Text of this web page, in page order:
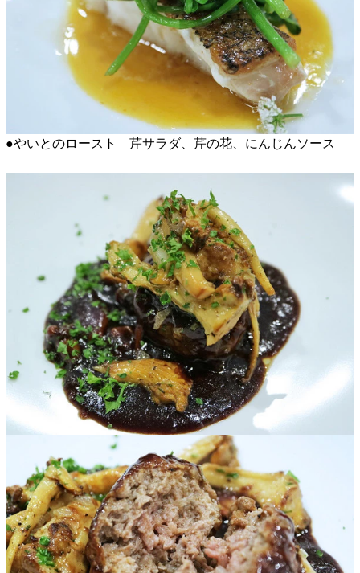
●やいとのロースト 芹サラダ、芹の花、にんじんソース